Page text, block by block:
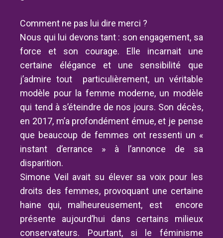
Comment ne pas lui dire merci ?
Nous qui lui devons tant : son engagement, sa
force et son courage. Elle incarnait une
certaine élégance et une sensibilité que
j’admire tout particulièrement, un véritable
modèle pour la femme moderne, un modèle
qui tend à s’éteindre de nos jours. Son décès,
en 2017, m’a profondément émue, et je pense
que beaucoup de femmes ont ressenti un «
instant d’errance » à l’annonce de sa
disparition.
Simone Veil avait su élever sa voix pour les
droits des femmes, provoquant une certaine
haine qui, malheureusement, est encore
présente aujourd’hui dans certains milieux
conservateurs. Pourtant, si le féminisme